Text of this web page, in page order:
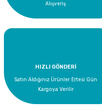
Alışveriş
HIZLI GÖNDERİ
Satın Aldığınız Ürünler Ertesi Gün
Kargoya Verilir